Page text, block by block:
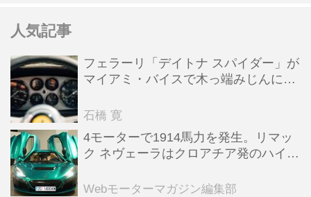
人気記事
フェラーリ「デイトナ スパイダー」が
マイアミ・バイスで木っ端みじんにな
石橋 寛
4モーターで1914馬力を発生。リマッ
ク ネヴェーラはクロアチア発のハイパ
全版／115】
Webモーターマガジン編集部